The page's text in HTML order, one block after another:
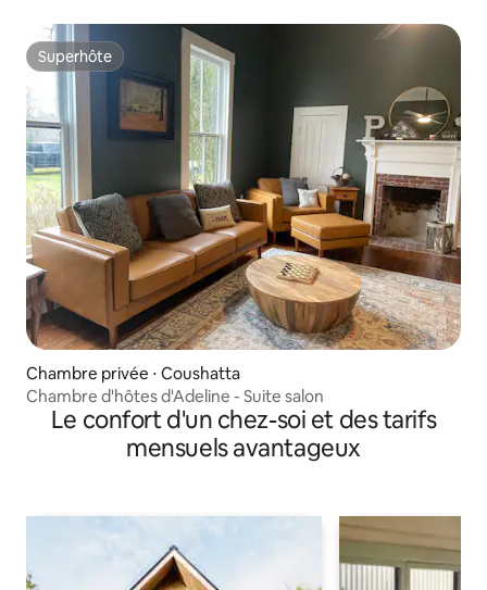
Superhôte
Superhôte
Chambre privée ⋅ Coushatta
Chambre d'hôtes d'Adeline - Suite salon
Le confort d'un chez-soi et des tarifs
mensuels avantageux